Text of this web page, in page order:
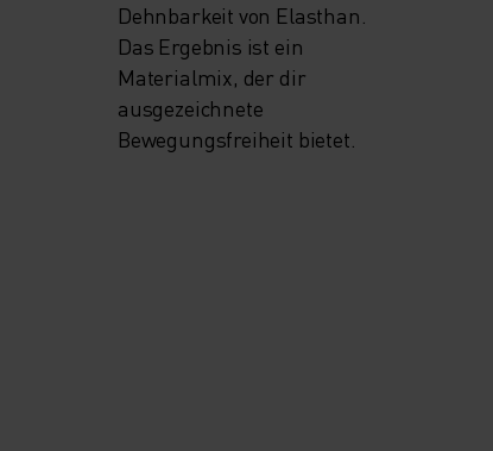
Dehnbarkeit von Elasthan.
Das Ergebnis ist ein
Materialmix, der dir
ausgezeichnete
Bewegungsfreiheit bietet.